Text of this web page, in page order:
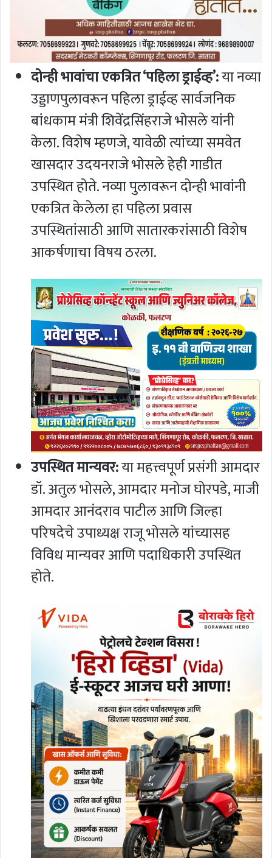
दोन्ही भावांचा एकत्रित ‘पहिला ड्राईव्ह’:या नव्या
उड्डाणपुलावरून पहिला ड्राईव्ह सार्वजनिक
बांधकाम मंत्री शिवेंद्रसिंहराजे भोसले यांनी
केला. विशेष म्हणजे, यावेळी त्यांच्या समवेत
खासदार उदयनराजे भोसले हेही गाडीत
उपस्थित होते. नव्या पुलावरून दोन्ही भावांनी
एकत्रित केलेला हा पहिला प्रवास
उपस्थितांसाठी आणि सातारकरांसाठी विशेष
आकर्षणाचा विषय ठरला.
उपस्थित मान्यवर:या महत्त्वपूर्ण प्रसंगी आमदार
डॉ. अतुल भोसले, आमदार मनोज घोरपडे, माजी
आमदार आनंदराव पाटील आणि जिल्हा
परिषदेचे उपाध्यक्ष राजू भोसले यांच्यासह
विविध मान्यवर आणि पदाधिकारी उपस्थित
होते.